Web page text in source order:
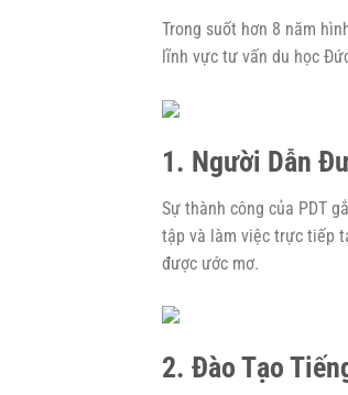
Trong suốt hơn 8 năm
lĩnh vực tư vấn du học
1. Người Dẫn
Sự thành công của PDT
tập và làm việc trực tiếp
được ước mơ.
2. Đào Tạo